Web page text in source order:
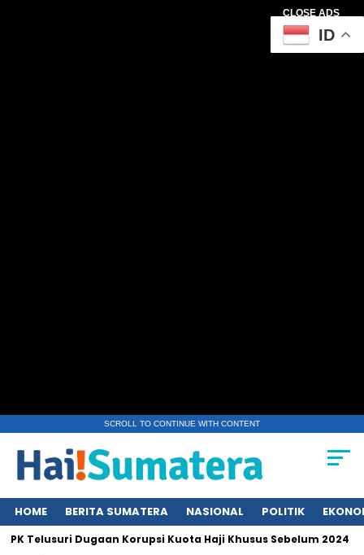
CLOSE ADS
SCROLL TO CONTINUE WITH CONTENT
HOME BERITA SUMATERA NASIONAL POLITIK
Dugaan Korupsi Kuota Haji Khusus Sebelum 2024
ID